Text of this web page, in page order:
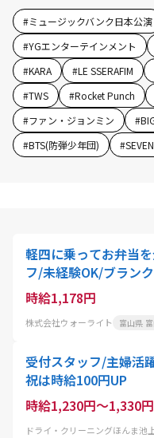
#ミュージックバンク日本公演
#YGエンターテインメント
#KARA #LE SSERAFIM
#TWS #Rocket Punch
#ファン・ジョンミン #
#BTS(防弾少年団) #
軽四に乗ってお弁当
フ/未経験OK/ブラン
時給1,178円
株式会社ウォーライト 富山県
受付スタッフ/主婦活
祝は時給100円UP
時給1,230円～1,330円